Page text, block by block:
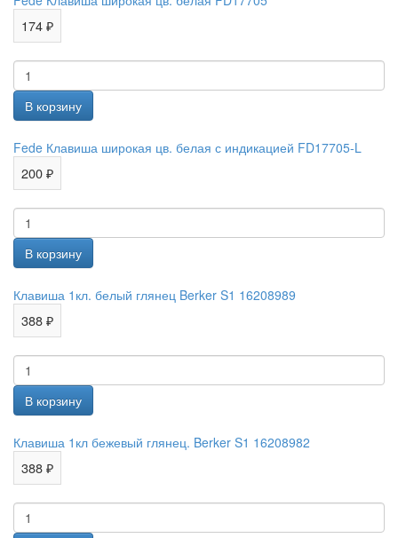
174 ₽
Fede Клавиша широкая цв. белая с индикацией FD17705-L
200 ₽
Клавиша 1кл. белый глянец Berker S1 16208989
388 ₽
Клавиша 1кл бежевый глянец. Berker S1 16208982
388 ₽